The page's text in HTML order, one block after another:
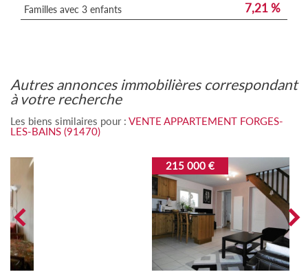
Familles avec 3 enfants 7,21 %
autres annonces immobilières correspondant
à votre recherche
Les biens similaires pour : VENTE APPARTEMENT FORGES-
LES-BAINS (91470)